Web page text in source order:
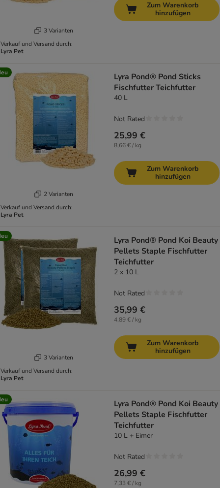
3 Varianten
Verkauf und Versand durch:
Lyra Pet
Zum Warenkorb
hinzufügen
2 Varianten
Verkauf und Versand durch:
Lyra Pet
Lyra Pond® Pond Sticks
Fischfutter Teichfutter
40 L
25,99 €
8,66 € / kg
Not Rated
Zum Warenkorb
hinzufügen
3 Varianten
Verkauf und Versand durch:
Lyra Pet
Lyra Pond® Pond Koi Beauty
Pellets Staple Fischfutter
Teichfutter
2 x 10 L
35,99 €
4,89 € / kg
Not Rated
Zum Warenkorb
hinzufügen
Lyra Pond® Pond Koi Beauty
Pellets Staple Fischfutter
Teichfutter
10 L + Eimer
26,99 €
7,33 € / kg
Not Rated